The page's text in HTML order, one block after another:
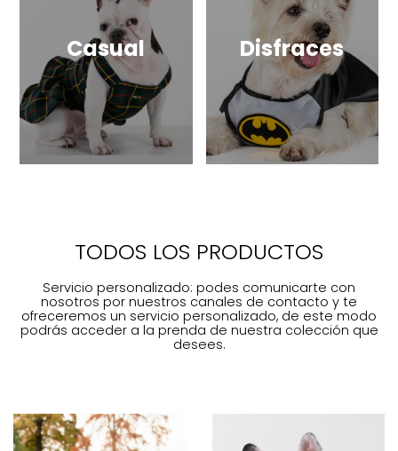
Casual Disfraces
TODOS LOS PRODUCTOS
Servicio personalizado: podes comunicarte con
nosotros por nuestros canales de contacto y te
ofreceremos un servicio personalizado, de este modo
podrás acceder a la prenda de nuestra colección que
desees.